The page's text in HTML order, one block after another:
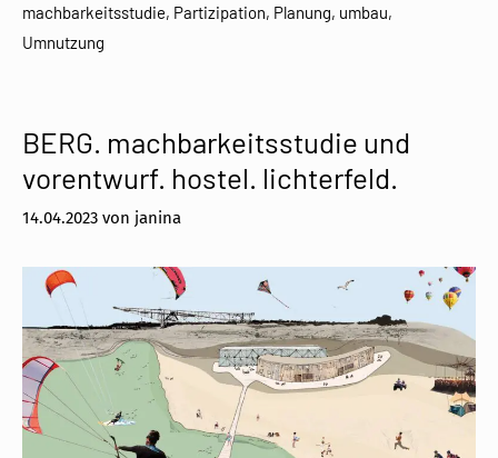
machbarkeitsstudie, Partizipation, Planung, umbau,
Umnutzung
BERG. machbarkeitsstudie und
vorentwurf. hostel. lichterfeld.
14.04.2023 von janina